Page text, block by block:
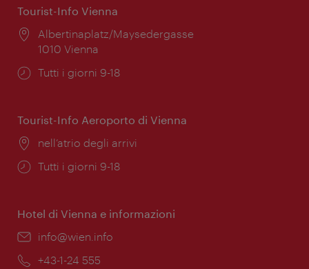
Tourist-Info Vienna
Posizione:
Albertinaplatz/Maysedergasse
1010 Vienna
Orari
Tutti i giorni 9-18
Tourist-Info Aeroporto di Vienna
Posizione:
nell’atrio degli arrivi
Orari
Tutti i giorni 9-18
Hotel di Vienna e informazioni
Email:
info@wien.info
Telefono:
+43-1-24 555